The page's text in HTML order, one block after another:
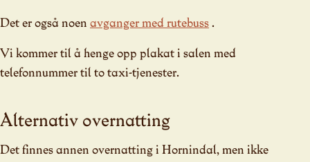
Det er også noen avganger med rutebuss.
Vi kommer til å henge opp plakat i salen med
telefonnummer til to taxi-tjenester.
Alternativ overnatting
Det finnes annen overnatting i Hornindal, men ikke